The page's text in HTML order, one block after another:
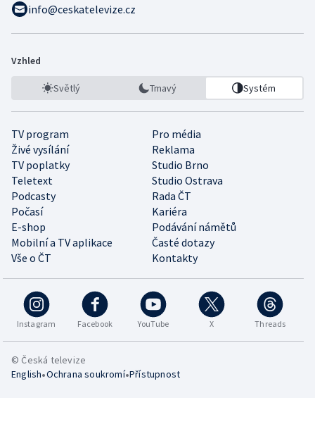
info@ceskatelevize.cz
Vzhled
Světlý Tmavý Systém
TV program
Pro média
Živé vysílání
Reklama
TV poplatky
Studio Brno
Teletext
Studio Ostrava
Podcasty
Rada ČT
Počasí
Kariéra
E-shop
Podávání námětů
Mobilní a TV aplikace
Časté dotazy
Vše o ČT
Kontakty
Instagram Facebook YouTube X Threads
© Česká televize
English•Ochrana soukromí•Přístupnost